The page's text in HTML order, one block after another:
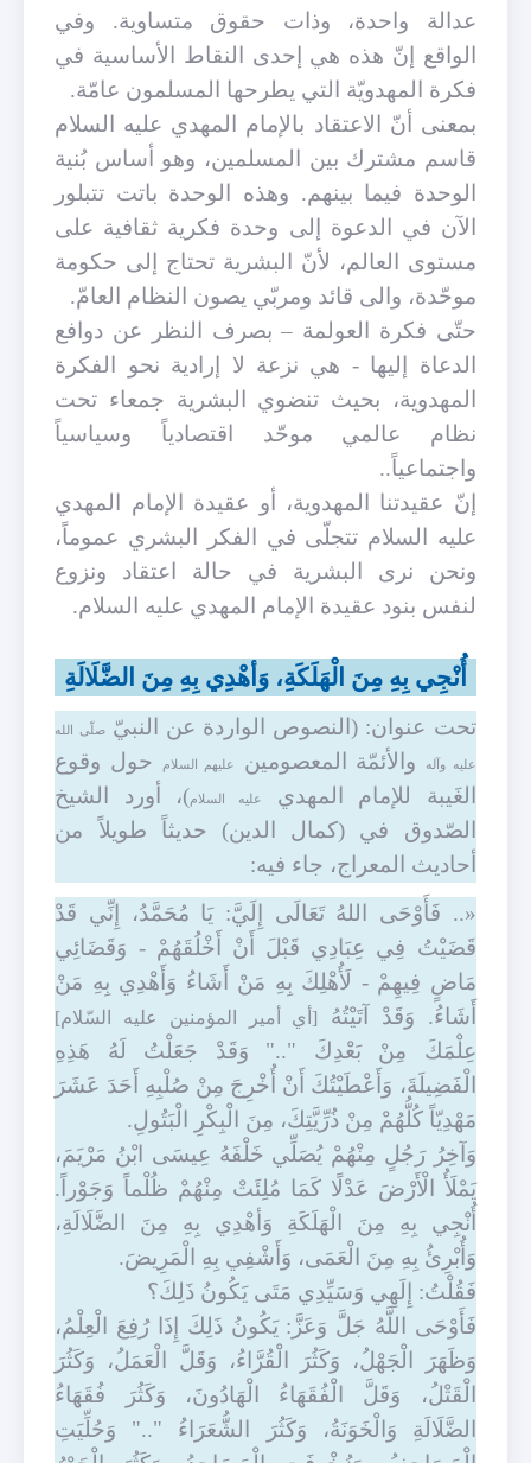
عدالة واحدة، وذات حقوق متساوية. وفي
الواقع إنّ هذه هي إحدى النقاط الأساسية في
فكرة المهدويّة التي يطرحها المسلمون عامّة.
بمعنى أنّ الاعتقاد بالإمام المهدي عليه السلام
قاسم مشترك بين المسلمين، وهو أساس بُنية
الوحدة فيما بينهم. وهذه الوحدة باتت تتبلور
الآن في الدعوة إلى وحدة فكرية ثقافية على
مستوى العالم، لأنّ البشرية تحتاج إلى حكومة
موحّدة، والى قائد ومربّي يصون النظام العامّ.
حتّى فكرة العولمة – بصرف النظر عن دوافع
الدعاة إليها - هي نزعة لا إرادية نحو الفكرة
المهدوية، بحيث تنضوي البشرية جمعاء تحت
نظام عالمي موحّد اقتصادياً وسياسياً
واجتماعياً..
إنّ عقيدتنا المهدوية، أو عقيدة الإمام المهدي
عليه السلام تتجلّى في الفكر البشري عموماً،
ونحن نرى البشرية في حالة اعتقاد ونزوع
لنفس بنود عقيدة الإمام المهدي عليه السلام.
أُنْجِي بِهِ مِنَ الْهَلَكَةِ، وَأهْدِي بِهِ مِنَ الضَّلَالَةِ
تحت عنوان: (النصوص الواردة عن النبيّصلّى الله
عليه وآله والأئمّة المعصومين عليهم السلام
حول وقوع
الغَيبة للإمام المهدي
عليه السلام)، أورد الشيخ
الصّدوق في (كمال الدين) حديثاً طويلاً من
أحاديث المعراج، جاء فيه:
«.. فَأَوْحَى اللهُ تَعَالَى إِلَيَّ: يَا مُحَمَّدُ، إِنِّي قَدْ
قَضَيْتُ فِي عِبَادِي قَبْلَ أَنْ أَخْلُقَهُمْ - وَقَضَائِي
مَاضٍ فِيهِمْ - لَأُهْلِكَ بِهِ مَنْ أَشَاءُ وَأَهْدِي بِهِ مَنْ
أَشَاءُ. وَقَدْ آتَيْتُهُ
[أي أمير المؤمنين عليه السّلام]
عِلْمَكَ مِنْ بَعْدِكَ ".." وَقَدْ جَعَلْتُ لَهُ هَذِهِ
الْفَضِيلَةَ، وَأَعْطَيْتُكَ أَنْ أُخْرِجَ مِنْ صُلْبِهِ أَحَدَ عَشَرَ
مَهْدِيّاً كُلُّهُمْ مِنْ ذُرِّيَّتِكَ، مِنَ الْبِكْرِ الْبَتُولِ.
وَآخِرُ رَجُلٍ مِنْهُمْ يُصَلِّي خَلْفَهُ عِيسَى ابْنُ مَرْيَمَ،
يَمْلَأُ الْأَرْضَ عَدْلًا كَمَا مُلِئَتْ مِنْهُمْ ظُلْماً وَجَوْراً.
أُنْجِي بِهِ مِنَ الْهَلَكَةِ وَأهْدِي بِهِ مِنَ الضَّلَالَةِ،
وَأُبْرِئُ بِهِ مِنَ الْعَمَى، وَأَشْفِي بِهِ الْمَرِيضَ.
فَقُلْتُ: إِلَهِي وَسَيِّدِي مَتَى يَكُونُ ذَلِكَ؟
فَأَوْحَى اللَّهُ جَلَّ وَعَزَّ: يَكُونُ ذَلِكَ إِذَا رُفِعَ الْعِلْمُ،
وَظَهَرَ الْجَهْلُ، وَكَثُرَ الْقُرَّاءُ، وَقَلَّ الْعَمَلُ، وَكَثُرَ
الْقَتْلُ، وَقَلَّ الْفُقَهَاءُ الْهَادُونَ، وَكَثُرَ فُقَهَاءُ
الضَّلَالَةِ وَالْخَوَنَةُ، وَكَثُرَ الشُّعَرَاءُ ".." وَحُلِّيَتِ